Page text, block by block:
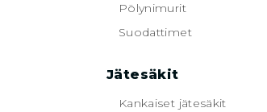
Pölynimurit
Suodattimet
Jätesäkit
Kankaiset jätesäkit